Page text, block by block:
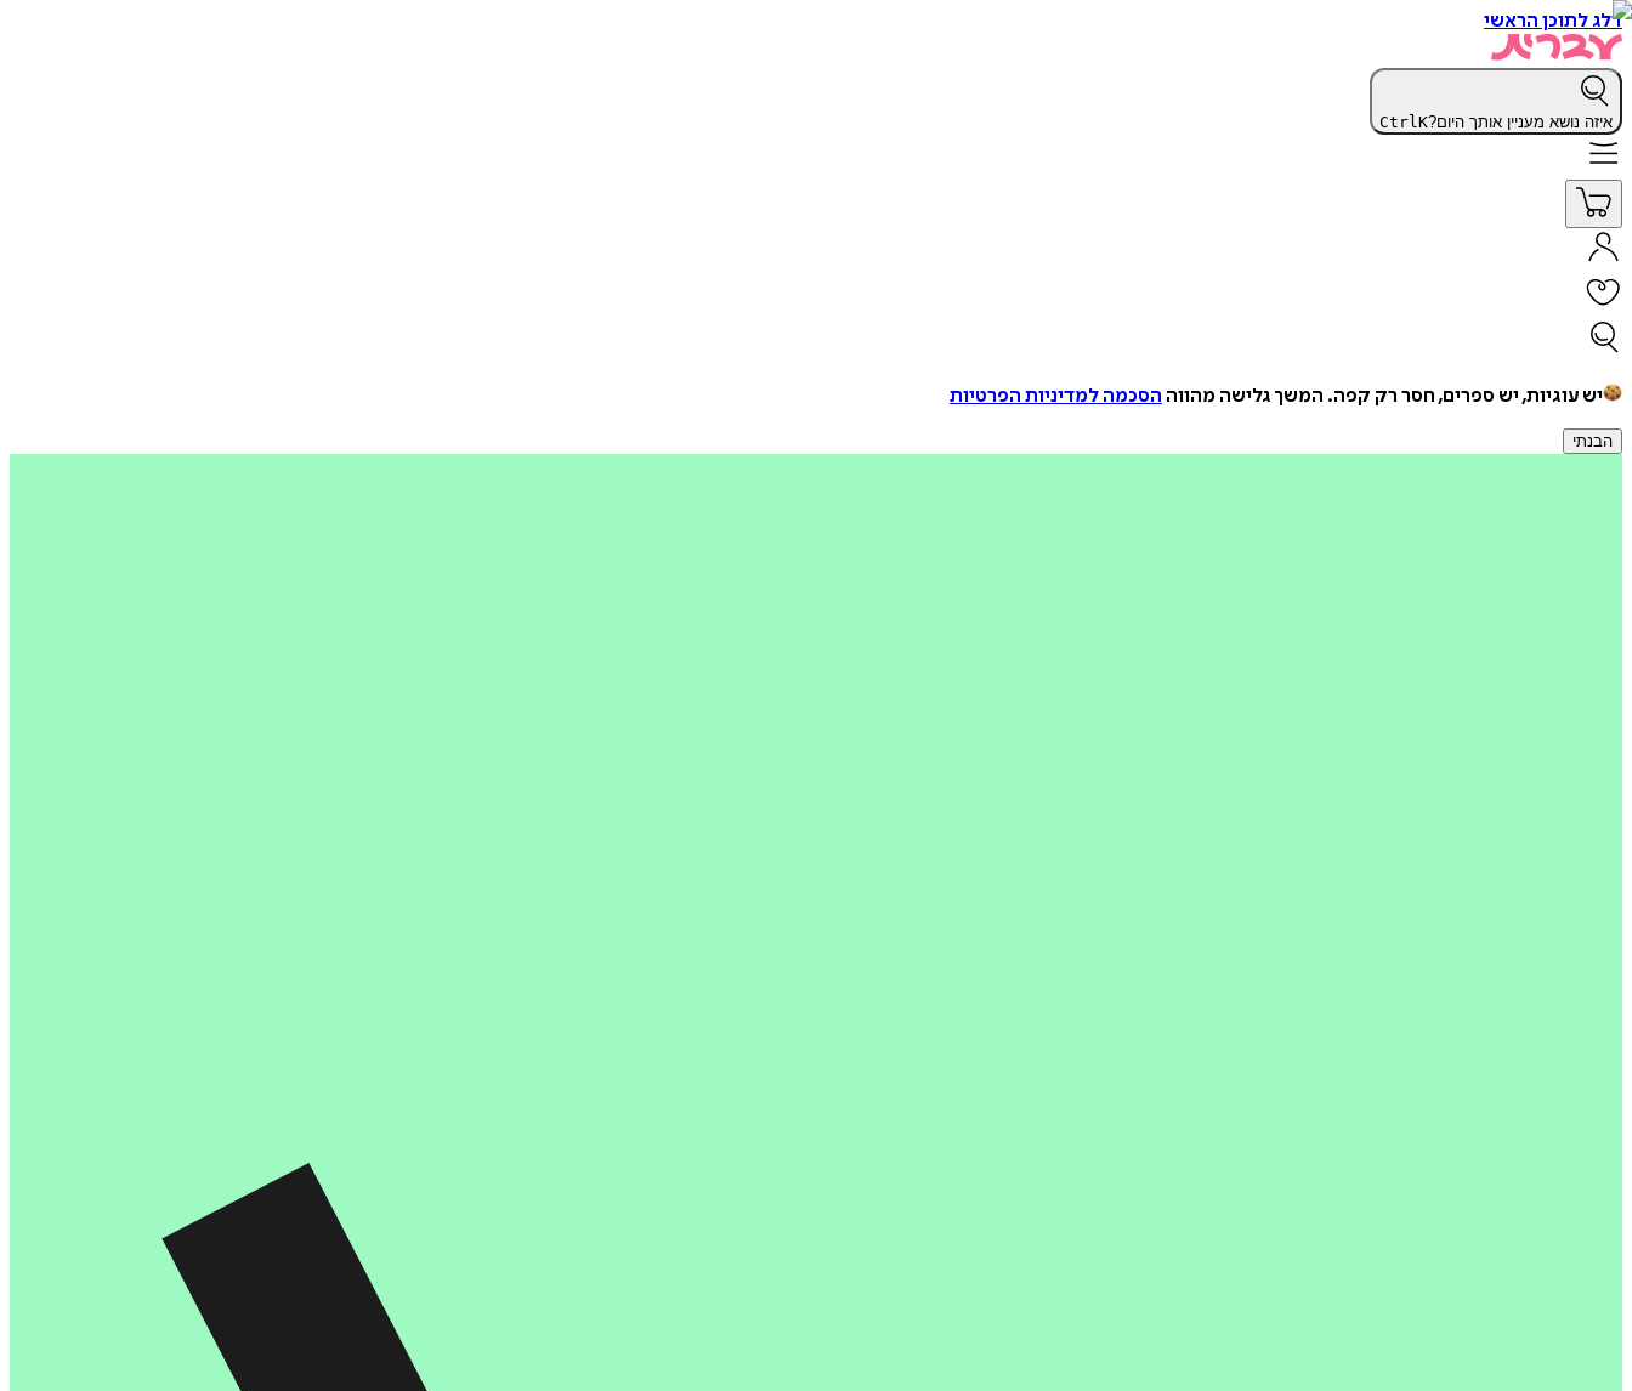
דלג לתוכן הראשי
איזה נושא מעניין אותך היום? CtrlK
יש עוגיות, יש ספרים, חסר רק קפה. המשך גלישה מהווה הסכמה למדיניות הפרטיות
הבנתי